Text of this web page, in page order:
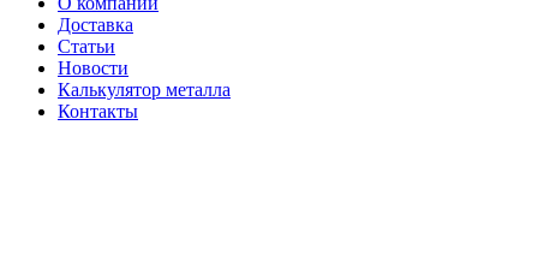
Доставка
Статьи
Новости
Калькулятор металла
Контакты